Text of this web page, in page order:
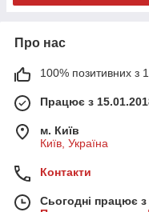
Про нас
100% позитивних з
Працює з
м. Київ
Київ, Україна
Контакти
Сьогодні працює